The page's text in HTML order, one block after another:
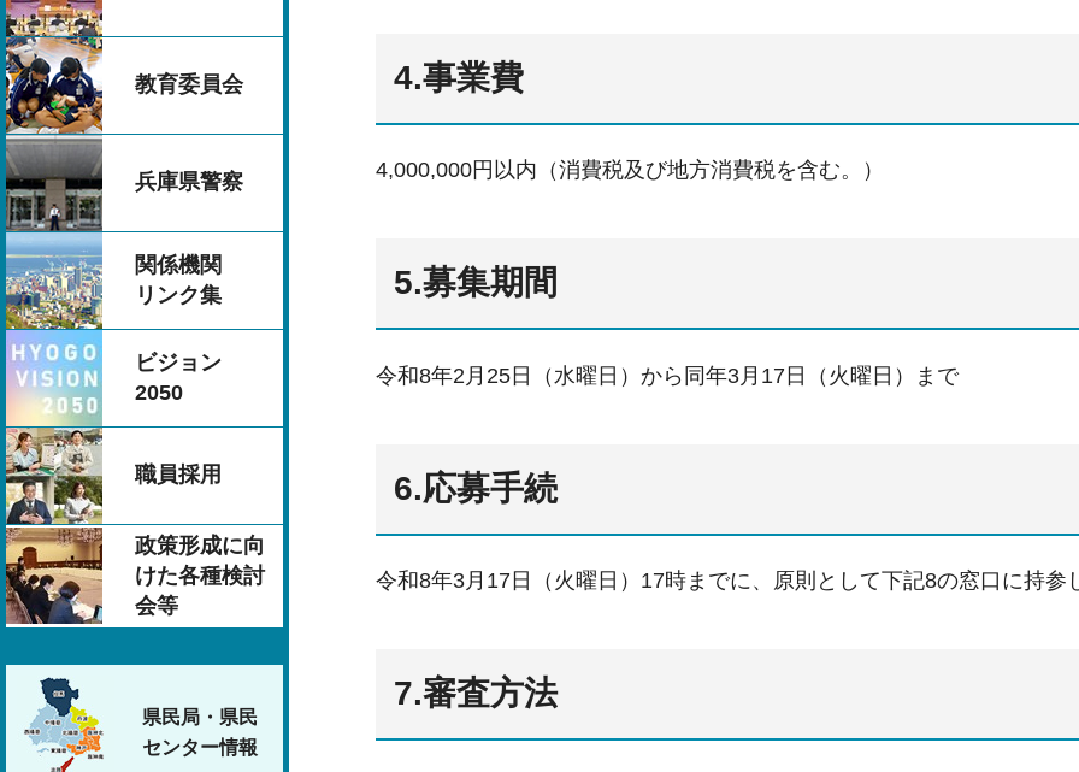
教育委員会
兵庫県警察
関係機関
リンク集
ビジョン
2050
職員採用
政策形成に向
けた各種検討
会等
県民局・県民
センター情報
4.事業費
4,000,000円以内（消費税及び地方消費税を含む。）
5.募集期間
令和8年2月25日（水曜日）から同年3月17日（火曜日）まで
6.応募手続
令和8年3月17日（火曜日）17時までに、原則として下記8の窓口に持参
7.審査方法